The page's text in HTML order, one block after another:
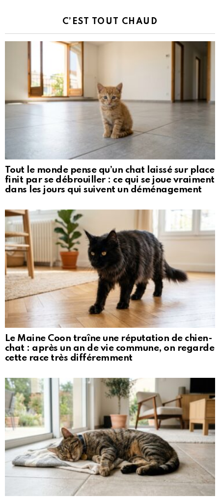
C’EST TOUT CHAUD
Tout le monde pense qu’un chat laissé sur place
finit par se débrouiller : ce qui se joue vraiment
dans les jours qui suivent un déménagement
Le Maine Coon traîne une réputation de chien-
chat : après un an de vie commune, on regarde
cette race très différemment